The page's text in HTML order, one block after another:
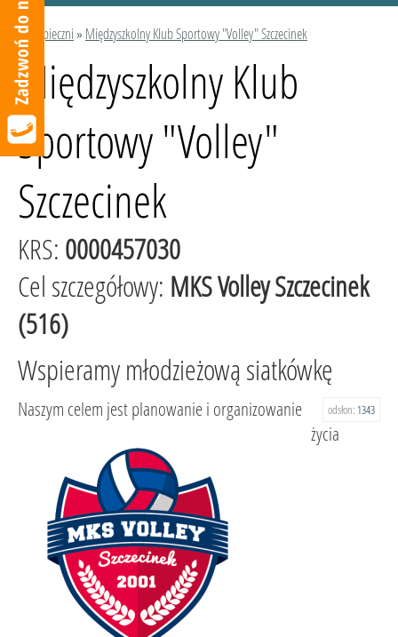
Podopieczni» Międzyszkolny Klub Sportowy "Volley" Szczecinek
Międzyszkolny Klub
Sportowy "Volley"
Szczecinek
KRS: 0000457030
Cel szczegółowy: MKS Volley Szczecinek
(516)
Wspieramy młodzieżową siatkówkę
odsłon: 1343
Naszym celem jest planowanie i organizowanie
życia